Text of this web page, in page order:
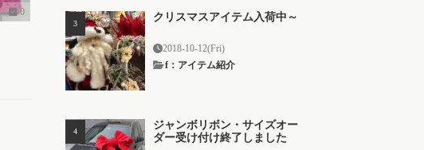
0 クリスマスアイテム入荷中～
2018-10-12(Fri)
f：アイテム紹介
ジャンボリボン・サイズオー
ダー受け付け終了しました